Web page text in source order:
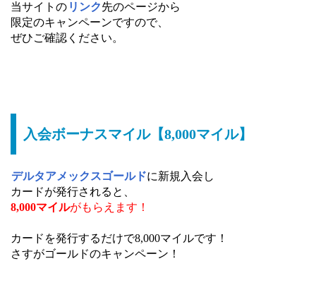
当サイトの リンク先のページから
限定のキャンペーンですので、
ぜひご確認ください。
入会ボーナスマイル【8,000マイル】
デルタアメックスゴールドに新規入会し
カードが発行されると、
8,000マイルがもらえます！
カードを発行するだけで8,000マイルです！
さすがゴールドのキャンペーン！